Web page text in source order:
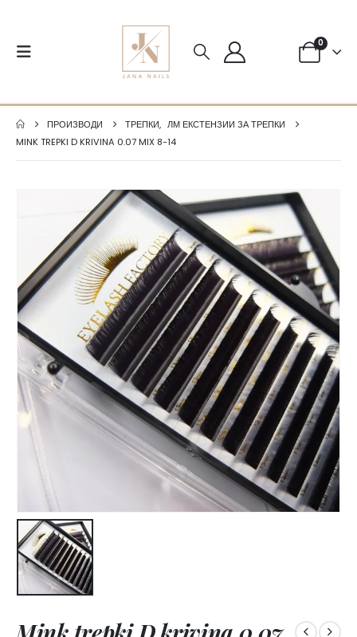
0
ПРОИЗВОДИ ТРЕПКИ, ЛМ ЕКСТЕНЗИИ ЗА ТРЕПКИ
MINK TREPKI D KRIVINA 0.07 MIX 8-14